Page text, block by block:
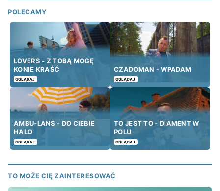
POLECAMY
LOVERS - Z TOBĄ MOGĘ
KONIE KRAŚĆ
OGLĄDAJ
CZADOMAN - WPADAM
OGLĄDAJ
AMBU-LANS - DO CIEBIE
HALO
OGLĄDAJ
TO JEST TO - DIAMENT W
POLU
OGLĄDAJ
TO MOŻE CIĘ ZAINTERESOWAĆ